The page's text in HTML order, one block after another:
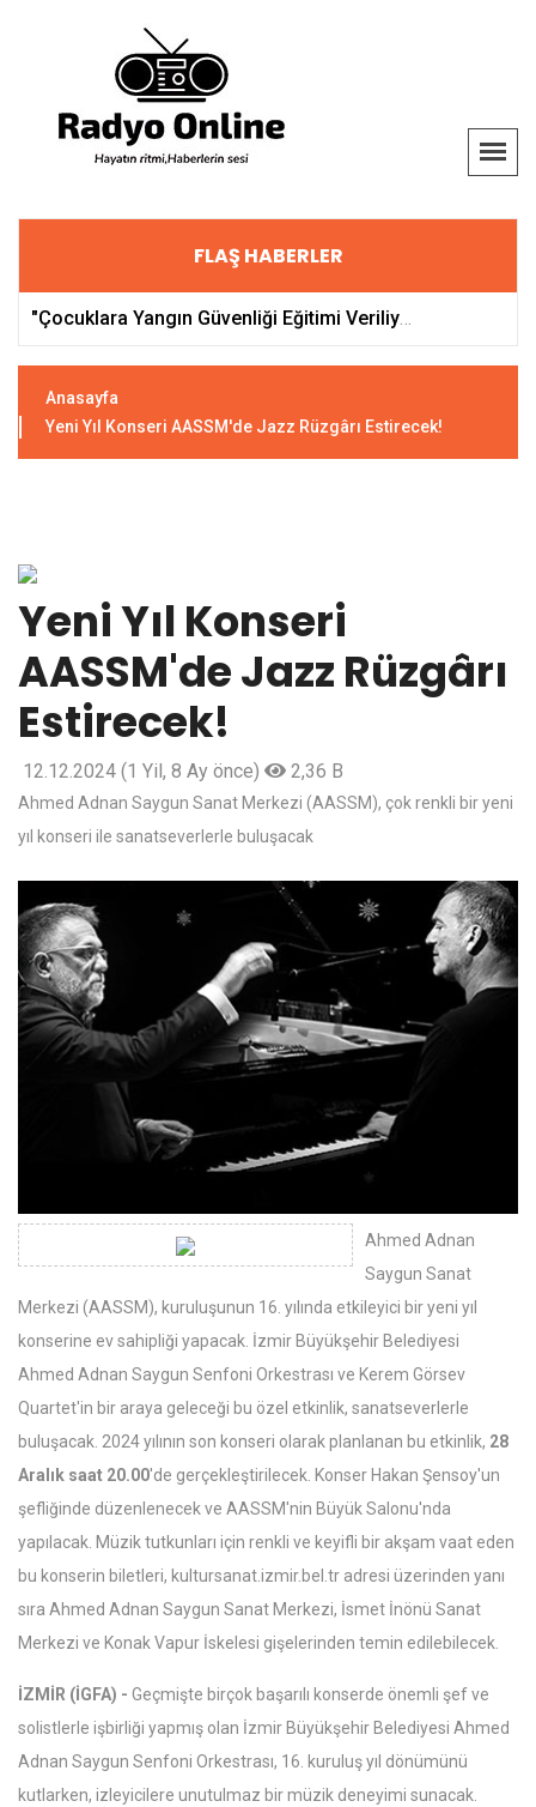
FLAŞ HABERLER
"Çocuklara Yangın Güvenliği Eğitimi Veriliyor" "Pijamalı Zebra
Anasayfa
Yeni Yıl Konseri AASSM'de Jazz Rüzgârı Estirecek!
Yeni Yıl Konseri
AASSM'de Jazz Rüzgârı
Estirecek!
12.12.2024 (1 Yil, 8 Ay önce) 2,36 B
Ahmed Adnan Saygun Sanat Merkezi (AASSM), çok renkli bir yeni
yıl konseri ile sanatseverlerle buluşacak
Ahmed Adnan
Saygun Sanat
Merkezi (AASSM), kuruluşunun 16. yılında etkileyici bir yeni yıl
konserine ev sahipliği yapacak. İzmir Büyükşehir Belediyesi
Ahmed Adnan Saygun Senfoni Orkestrası ve Kerem Görsev
Quartet'in bir araya geleceği bu özel etkinlik, sanatseverlerle
buluşacak. 2024 yılının son konseri olarak planlanan bu etkinlik, 28
Aralık saat 20.00'de gerçekleştirilecek. Konser Hakan Şensoy'un
şefliğinde düzenlenecek ve AASSM'nin Büyük Salonu'nda
yapılacak. Müzik tutkunları için renkli ve keyifli bir akşam vaat eden
bu konserin biletleri, kultursanat.izmir.bel.tr adresi üzerinden yanı
sıra Ahmed Adnan Saygun Sanat Merkezi, İsmet İnönü Sanat
Merkezi ve Konak Vapur İskelesi gişelerinden temin edilebilecek.
İZMİR (İGFA) - Geçmişte birçok başarılı konserde önemli şef ve
solistlerle işbirliği yapmış olan İzmir Büyükşehir Belediyesi Ahmed
Adnan Saygun Senfoni Orkestrası, 16. kuruluş yıl dönümünü
kutlarken, izleyicilere unutulmaz bir müzik deneyimi sunacak.